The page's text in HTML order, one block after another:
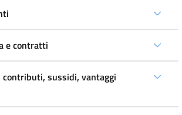
e contratti
contributi, sussidi, vantaggi